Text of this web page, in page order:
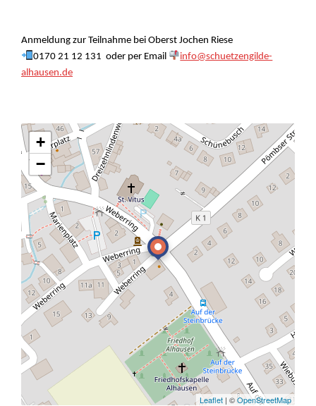
Anmeldung zur Teilnahme bei Oberst Jochen Riese
0170 21 12 131 oder per Email
info@schuetzengilde-
alhausen.de
+
−
Leaflet | ©OpenStreetMap